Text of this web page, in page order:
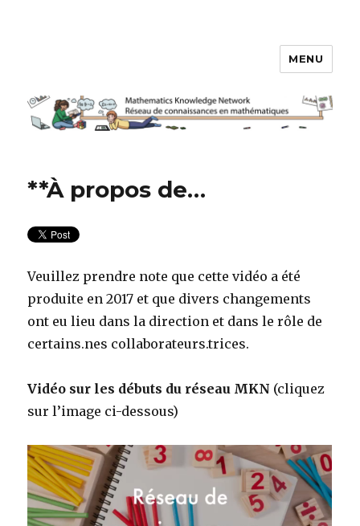
Réseau de connaissances en
mathématiques
MENU
**À propos de…
Veuillez prendre note que cette vidéo a été
produite en 2017 et que divers changements
ont eu lieu dans la direction et dans le rôle de
certains.nes collaborateurs.trices.
Vidéo sur les débuts du réseau MKN (cliquez
sur l’image ci-dessous)